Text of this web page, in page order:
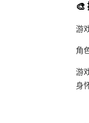
🎨
游
角
游
身